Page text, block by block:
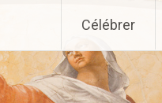
au
principal
Célébrer